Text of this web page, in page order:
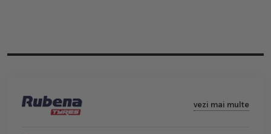
vezi mai multe